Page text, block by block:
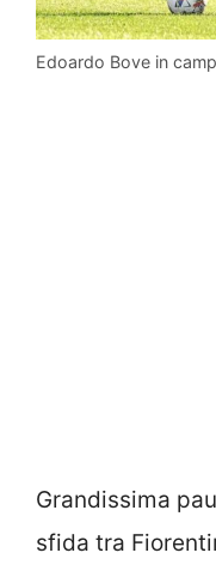
Edoardo Bove in
Grandissima
sfida tra